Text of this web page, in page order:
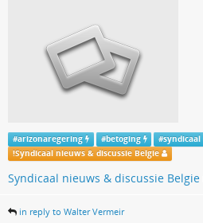
#arizonaregering #betoging #syndicaal
!Syndicaal nieuws & discussie Belgie
Syndicaal nieuws & discussie Belgie
in reply to Walter Vermeir